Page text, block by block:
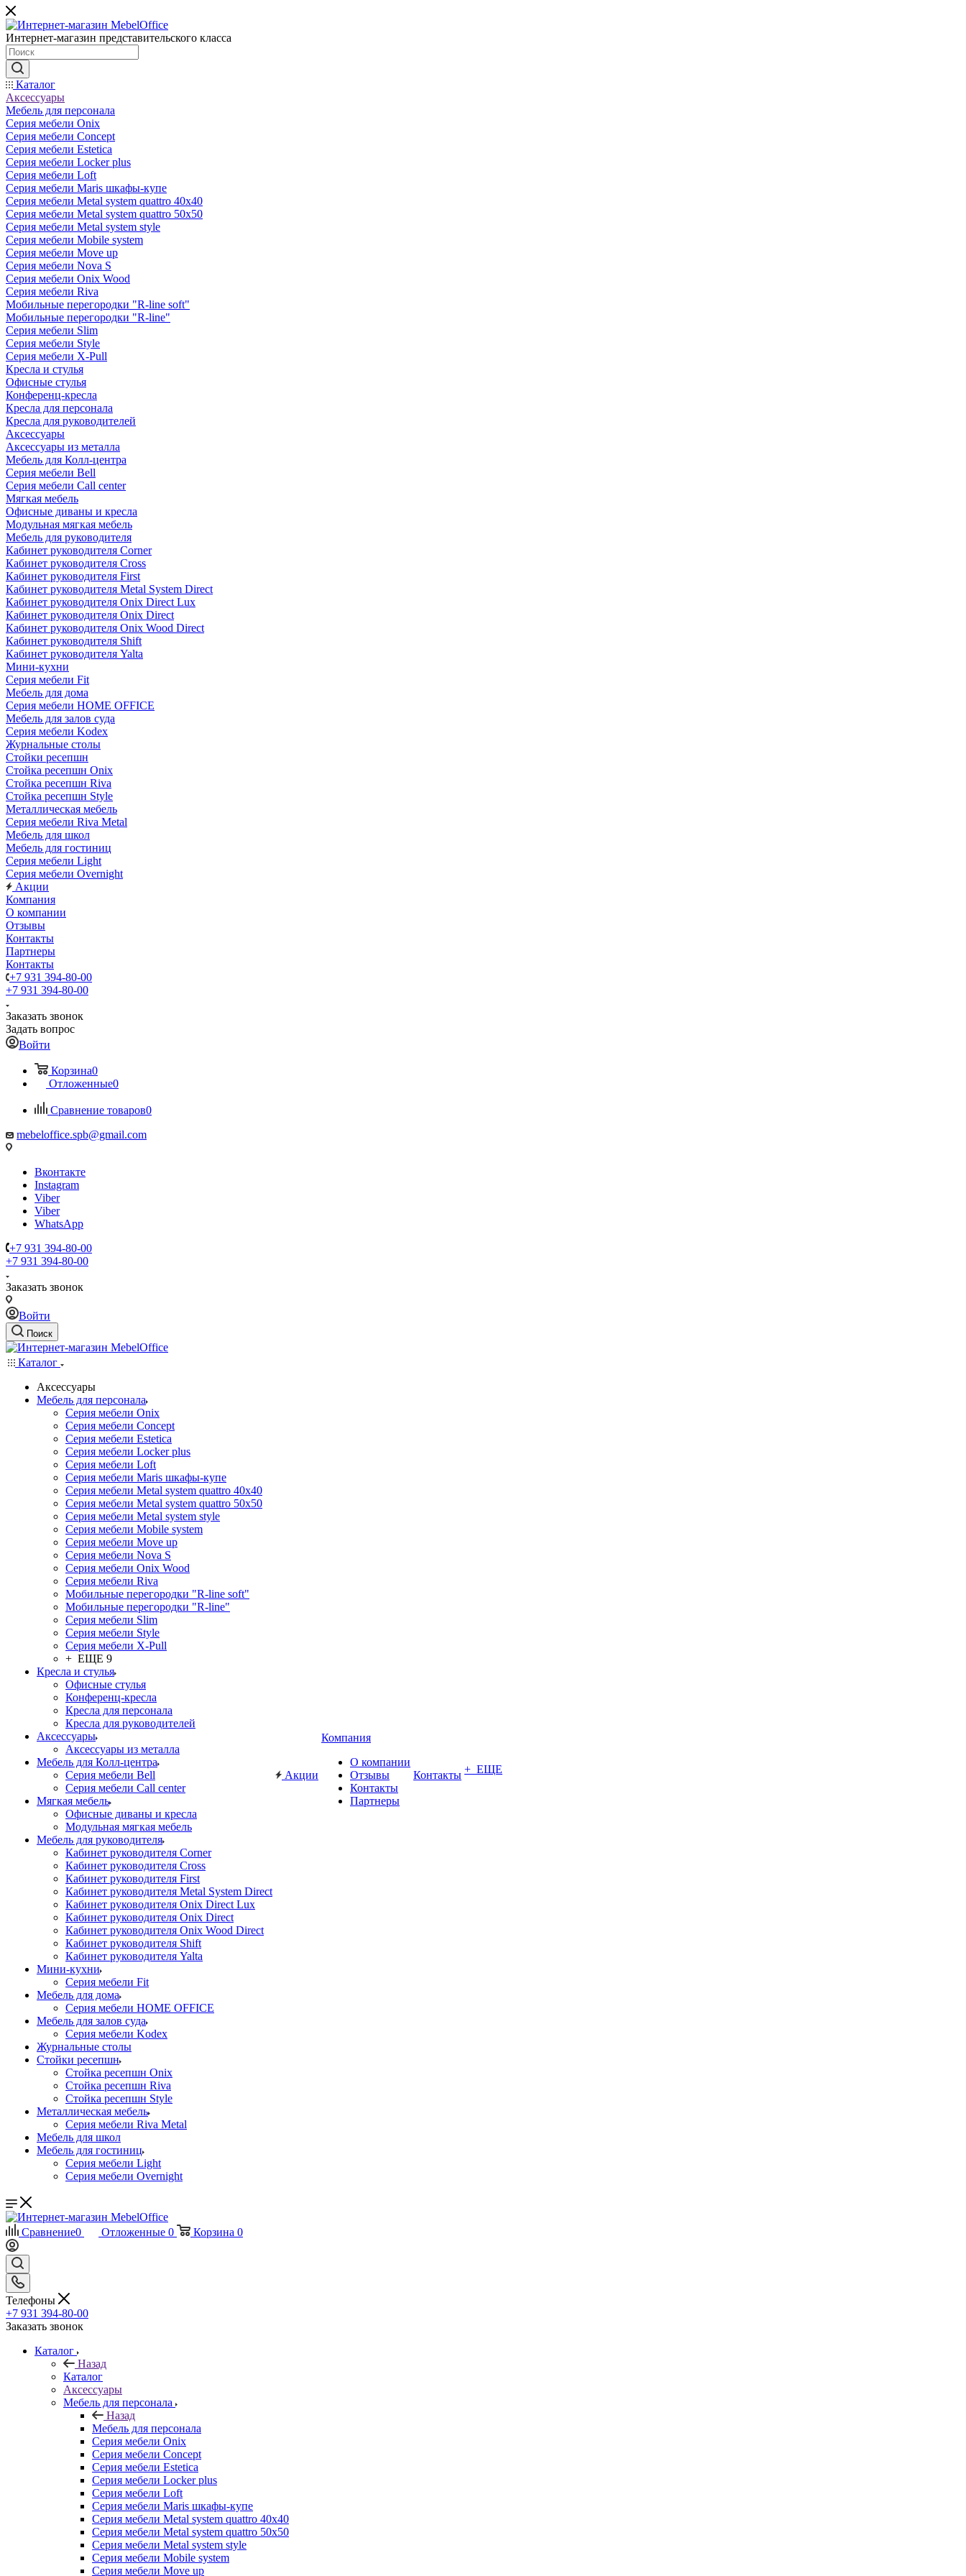
Интернет-магазин представительского класса
Каталог
Аксессуары
Мебель для персонала
Серия мебели Onix
Серия мебели Concept
Серия мебели Estetica
Серия мебели Locker plus
Серия мебели Loft
Серия мебели Maris шкафы-купе
Серия мебели Metal system quattro 40x40
Серия мебели Metal system quattro 50x50
Серия мебели Metal system style
Серия мебели Mobile system
Серия мебели Move up
Серия мебели Nova S
Серия мебели Onix Wood
Серия мебели Riva
Мобильные перегородки "R-line soft"
Мобильные перегородки "R-line"
Серия мебели Slim
Серия мебели Style
Серия мебели X-Pull
Кресла и стулья
Офисные стулья
Конференц-кресла
Кресла для персонала
Кресла для руководителей
Аксессуары
Аксессуары из металла
Мебель для Колл-центра
Серия мебели Bell
Серия мебели Call center
Мягкая мебель
Офисные диваны и кресла
Модульная мягкая мебель
Мебель для руководителя
Кабинет руководителя Corner
Кабинет руководителя Cross
Кабинет руководителя First
Кабинет руководителя Metal System Direct
Кабинет руководителя Onix Direct Lux
Кабинет руководителя Onix Direct
Кабинет руководителя Onix Wood Direct
Кабинет руководителя Shift
Кабинет руководителя Yalta
Мини-кухни
Серия мебели Fit
Мебель для дома
Серия мебели HOME OFFICE
Мебель для залов суда
Серия мебели Kodex
Журнальные столы
Стойки ресепшн
Стойка ресепшн Onix
Стойка ресепшн Riva
Стойка ресепшн Style
Металлическая мебель
Серия мебели Riva Metal
Мебель для школ
Мебель для гостиниц
Серия мебели Light
Серия мебели Overnight
Акции
Компания
О компании
Отзывы
Контакты
Партнеры
Контакты
+7 931 394-80-00
+7 931 394-80-00
Заказать звонок
Задать вопрос
Войти
Корзина0
Отложенные0
Сравнение товаров0
mebeloffice.spb@gmail.com
Вконтакте
Instagram
Viber
Viber
WhatsApp
+7 931 394-80-00
+7 931 394-80-00
Заказать звонок
Войти
Поиск
Каталог
Аксессуары
Мебель для персонала
Серия мебели Onix
Серия мебели Concept
Серия мебели Estetica
Серия мебели Locker plus
Серия мебели Loft
Серия мебели Maris шкафы-купе
Серия мебели Metal system quattro 40x40
Серия мебели Metal system quattro 50x50
Серия мебели Metal system style
Серия мебели Mobile system
Серия мебели Move up
Серия мебели Nova S
Серия мебели Onix Wood
Серия мебели Riva
Мобильные перегородки "R-line soft"
Мобильные перегородки "R-line"
Серия мебели Slim
Серия мебели Style
Серия мебели X-Pull
+ ЕЩЕ 9
Кресла и стулья
Офисные стулья
Конференц-кресла
Кресла для персонала
Кресла для руководителей
Аксессуары
Аксессуары из металла
Мебель для Колл-центра
Серия мебели Bell
Серия мебели Call center
Мягкая мебель
Офисные диваны и кресла
Модульная мягкая мебель
Мебель для руководителя
Кабинет руководителя Corner
Кабинет руководителя Cross
Кабинет руководителя First
Кабинет руководителя Metal System Direct
Кабинет руководителя Onix Direct Lux
Кабинет руководителя Onix Direct
Кабинет руководителя Onix Wood Direct
Кабинет руководителя Shift
Кабинет руководителя Yalta
Мини-кухни
Серия мебели Fit
Мебель для дома
Серия мебели HOME OFFICE
Мебель для залов суда
Серия мебели Kodex
Журнальные столы
Стойки ресепшн
Стойка ресепшн Onix
Стойка ресепшн Riva
Стойка ресепшн Style
Металлическая мебель
Серия мебели Riva Metal
Мебель для школ
Мебель для гостиниц
Серия мебели Light
Серия мебели Overnight
Акции
Компания
О компании
Отзывы
Контакты
Партнеры
Контакты + ЕЩЕ
Сравнение0 Отложенные 0 Корзина 0
Телефоны
+7 931 394-80-00
Заказать звонок
Каталог
Назад
Каталог
Аксессуары
Мебель для персонала
Назад
Мебель для персонала
Серия мебели Onix
Серия мебели Concept
Серия мебели Estetica
Серия мебели Locker plus
Серия мебели Loft
Серия мебели Maris шкафы-купе
Серия мебели Metal system quattro 40x40
Серия мебели Metal system quattro 50x50
Серия мебели Metal system style
Серия мебели Mobile system
Серия мебели Move up